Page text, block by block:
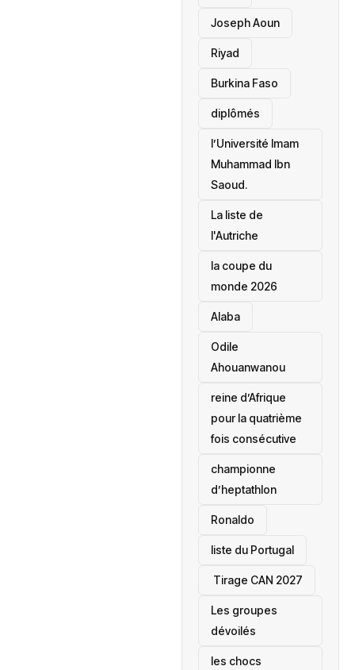
Joseph Aoun
Riyad
Burkina Faso
diplômés
l’Université Imam
Muhammad Ibn
Saoud.
‎La liste de
l'Autriche
la coupe du
monde 2026
Alaba
Odile
Ahouanwanou
reine d’Afrique
pour la quatrième
fois consécutive
championne
d’heptathlon
Ronaldo
liste du Portugal
‎ Tirage CAN 2027
Les groupes
dévoilés
les chocs